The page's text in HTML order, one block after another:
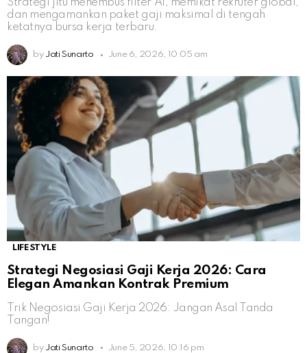
Strategi jitu menembus filter AI, memikat rekruter global,
dan mengamankan paket gaji maksimal di tengah
ketatnya bursa kerja terbaru.
by Jati Sunarto June 6, 2026, 10:05 am
LIFESTYLE
Strategi Negosiasi Gaji Kerja 2026: Cara
Elegan Amankan Kontrak Premium
Trik Negosiasi Gaji Kerja 2026: Jangan Asal Tanda
Tangan!
by Jati Sunarto June 5, 2026, 10:16 pm